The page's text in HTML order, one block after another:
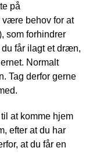
på
behov for at
som forhindrer
får ilagt et dræn,
Normalt
Tag derfor gerne
at komme hjem
efter at du har
at du får en